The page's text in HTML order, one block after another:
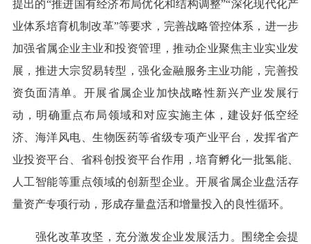
提出的“推进国有经济布局优化和结构调整”“深化现代化产
业体系培育机制改革”等要求，完善战略管控体系，进一步
加强省属企业主业和投资管理，推动企业聚焦主业实业发
展，推进大宗贸易转型，强化金融服务主业功能，完善投
资负面清单。开展省属企业加快战略性新兴产业发展行
动，明确重点布局领域和对应实施主体，建设好低空经
济、海洋风电、生物医药等省级专项产业平台，发挥省产
业投资平台、省科创投资平台作用，培育孵化一批氢能、
人工智能等重点领域的创新型企业。开展省属企业盘活存
量资产专项行动，形成存量盘活和增量投入的良性循环。
强化改革攻坚，充分激发企业发展活力。围绕全会提